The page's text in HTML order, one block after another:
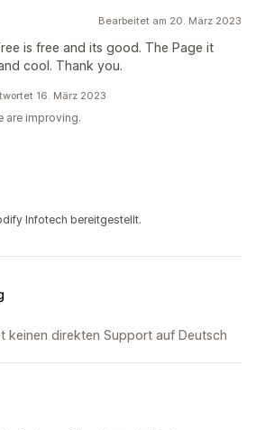
Bearbeitet am 20. März 2023
is free and its good. The Page it
cool. Thank you.
16. März 2023
are improving.
Infotech bereitgestellt.
keinen direkten Support auf Deutsch